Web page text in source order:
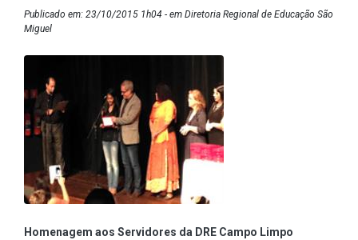
Publicado em: 23/10/2015 1h04 - em Diretoria Regional de Educação São
Miguel
Homenagem aos Servidores da DRE Campo Limpo